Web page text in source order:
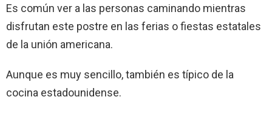
Es común ver a las personas caminando mientras
disfrutan este postre en las ferias o fiestas estatales
de la unión americana.
Aunque es muy sencillo, también es típico de la
cocina estadounidense.